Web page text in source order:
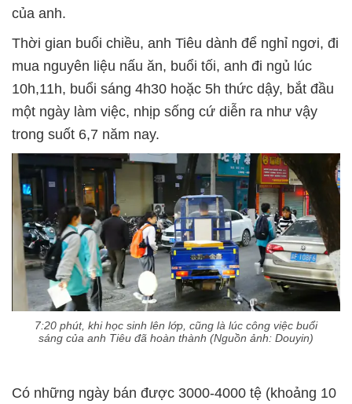
của anh.
Thời gian buổi chiều, anh Tiêu dành để nghỉ ngơi, đi
mua nguyên liệu nấu ăn, buổi tối, anh đi ngủ lúc
10h,11h, buổi sáng 4h30 hoặc 5h thức dậy, bắt đầu
một ngày làm việc, nhịp sống cứ diễn ra như vậy
trong suốt 6,7 năm nay.
7:20 phút, khi học sinh lên lớp, cũng là lúc công việc buổi
sáng của anh Tiêu đã hoàn thành (Nguồn ảnh: Douyin)
Có những ngày bán được 3000-4000 tệ (khoảng 10